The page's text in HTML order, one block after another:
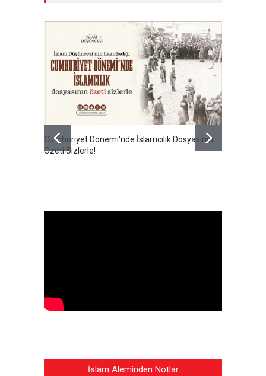
Cumhuriyet Dönemi'nde İslamcılık Dosyasının
Özeti Sizlerle!
İslam Aleminden Notlar